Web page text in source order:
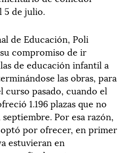
5 de julio.
de Educación, Poli
compromiso de ir
de educación infantil a
las obras, para
pasado, cuando el
1.196 plazas que no
Por esa razón,
optó por ofrecer, en primer
estuvieran en